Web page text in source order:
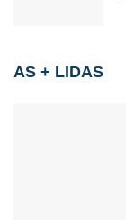
AS + LIDAS